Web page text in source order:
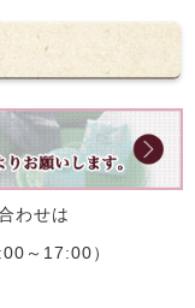
わせは
～17:00）